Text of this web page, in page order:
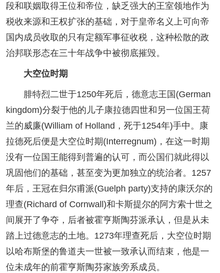
段和联姻取得王位和帝位，缺乏强大的王室领地作为
税收来源和王权扩张的基础，对于皇帝名义上可向帝
国内成员收取的只有定额军事征收税，这种松散的政
治邦联形态在三十年战争中被彻底摧毁。
大空位时期
腓特烈二世于1250年死后，德意志王国(German
kingdom)分裂于他的儿子康拉德四世和另一位国王荷
兰的威廉(William of Holland，死于1254年)手中。康
拉德死后便是大空位时期(Interregnum)，在这一时期
没有一位国王能得到普遍的认可，而公国们就此得以
巩固他们的基础，甚至变为更加独立的统治者。1257
年后，王冠在归尔甫派(Guelph party)支持的康沃尔的
理查(Richard of Cornwall)和卡斯提尔的阿方索十世之
间展开了争夺，后者被霍亨斯陶芬派承认，但是从未
踏上过德意志的土地。1273年理查死后，大空位时期
以哈布斯堡的鲁道夫一世被一致承认而结束，他是一
位未成年的前霍亨斯陶芬家族旁系成员。